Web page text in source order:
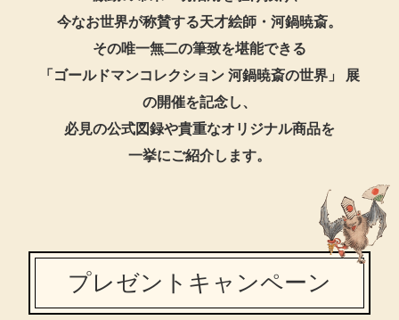
その他
ボトムス
ショート･クロ
その他
今なお世界が称賛する天才絵師・河鍋暁斎。
その唯一無二の筆致を堪能できる
「ゴールドマンコレクション 河鍋暁斎の世界」 展
の開催を記念し、
必見の公式図録や貴重なオリジナル商品を
一挙にご紹介します。
プレゼントキャンペーン